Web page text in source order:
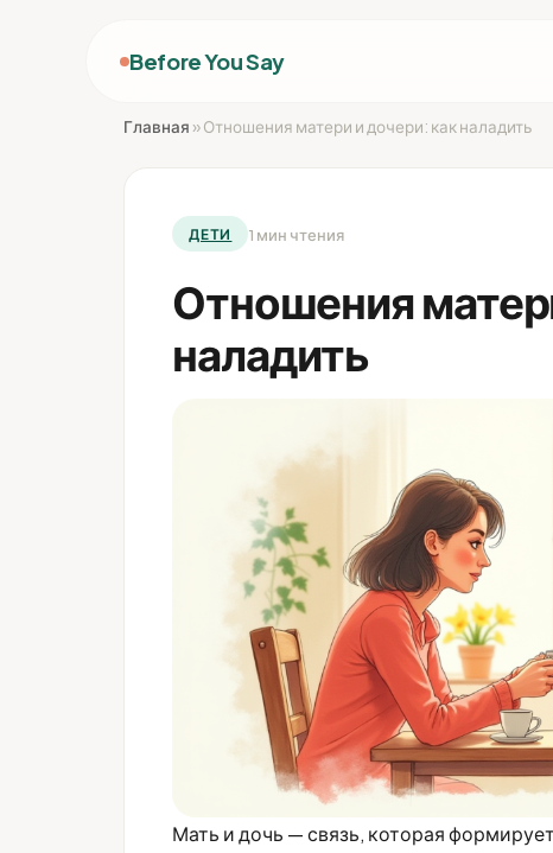
Before You Say
Главная »Отношения матери и дочери: как наладить
ДЕТИ 1 мин чтения
Отношения
наладить
Мать и дочь — связь, которая